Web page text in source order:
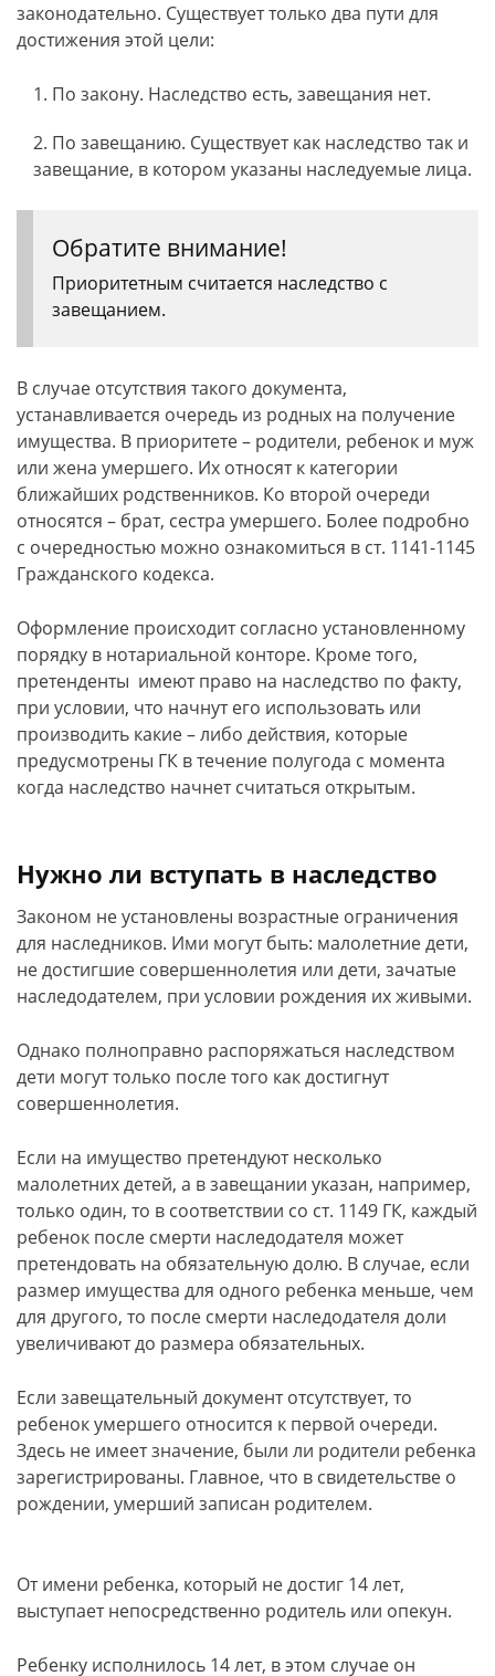
законодательно. Существует только два пути для
достижения этой цели:
По закону. Наследство есть, завещания нет.
По завещанию. Существует как наследство так и
завещание, в котором указаны наследуемые лица.
Обратите внимание!
Приоритетным считается наследство с
завещанием.
В случае отсутствия такого документа,
устанавливается очередь из родных на получение
имущества. В приоритете – родители, ребенок и муж
или жена умершего. Их относят к категории
ближайших родственников. Ко второй очереди
относятся – брат, сестра умершего. Более подробно
с очередностью можно ознакомиться в ст. 1141-1145
Гражданского кодекса.
Оформление происходит согласно установленному
порядку в нотариальной конторе. Кроме того,
претенденты имеют право на наследство по факту,
при условии, что начнут его использовать или
производить какие – либо действия, которые
предусмотрены ГК в течение полугода с момента
когда наследство начнет считаться открытым.
Нужно ли вступать в наследство
Законом не установлены возрастные ограничения
для наследников. Ими могут быть: малолетние дети,
не достигшие совершеннолетия или дети, зачатые
наследодателем, при условии рождения их живыми.
Однако полноправно распоряжаться наследством
дети могут только после того как достигнут
совершеннолетия.
Если на имущество претендуют несколько
малолетних детей, а в завещании указан, например,
только один, то в соответствии со ст. 1149 ГК, каждый
ребенок после смерти наследодателя может
претендовать на обязательную долю. В случае, если
размер имущества для одного ребенка меньше, чем
для другого, то после смерти наследодателя доли
увеличивают до размера обязательных.
Если завещательный документ отсутствует, то
ребенок умершего относится к первой очереди.
Здесь не имеет значение, были ли родители ребенка
зарегистрированы. Главное, что в свидетельстве о
рождении, умерший записан родителем.
От имени ребенка, который не достиг 14 лет,
выступает непосредственно родитель или опекун.
Ребенку исполнилось 14 лет, в этом случае он